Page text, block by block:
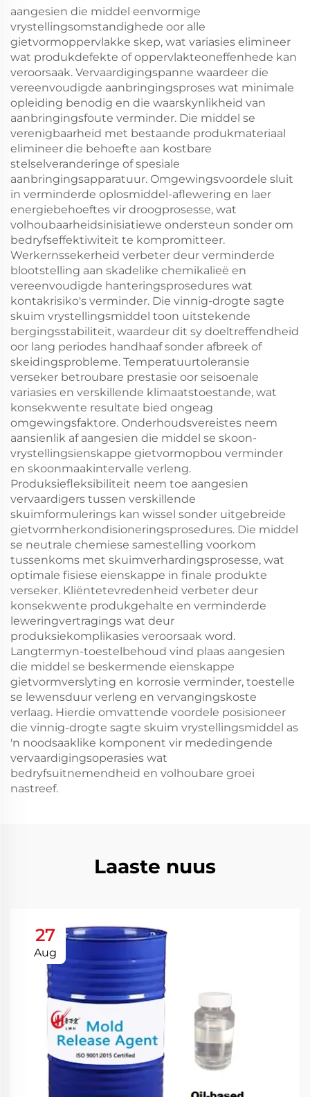
aangesien die middel eenvormige
vrystellingsomstandighede oor alle
gietvormoppervlakke skep, wat variasies elimineer
wat produkdefekte of oppervlakteoneffenhede kan
veroorsaak. Vervaardigingspanne waardeer die
vereenvoudigde aanbringingsproses wat minimale
opleiding benodig en die waarskynlikheid van
aanbringingsfoute verminder. Die middel se
verenigbaarheid met bestaande produkmateriaal
elimineer die behoefte aan kostbare
stelselveranderinge of spesiale
aanbringingsapparatuur. Omgewingsvoordele sluit
in verminderde oplosmiddel-aflewering en laer
energiebehoeftes vir droogprosesse, wat
volhoubaarheidsinisiatiewe ondersteun sonder om
bedryfseffektiwiteit te kompromitteer.
Werkernssekerheid verbeter deur verminderde
blootstelling aan skadelike chemikalieë en
vereenvoudigde hanteringsprosedures wat
kontakrisiko's verminder. Die vinnig-drogte sagte
skuim vrystellingsmiddel toon uitstekende
bergingsstabiliteit, waardeur dit sy doeltreffendheid
oor lang periodes handhaaf sonder afbreek of
skeidingsprobleme. Temperatuurtoleransie
verseker betroubare prestasie oor seisoenale
variasies en verskillende klimaatstoestande, wat
konsekwente resultate bied ongeag
omgewingsfaktore. Onderhoudsvereistes neem
aansienlik af aangesien die middel se skoon-
vrystellingsienskappe gietvormopbou verminder
en skoonmaakintervalle verleng.
Produksiefleksibiliteit neem toe aangesien
vervaardigers tussen verskillende
skuimformulerings kan wissel sonder uitgebreide
gietvormherkondisioneringsprosedures. Die middel
se neutrale chemiese samestelling voorkom
tussenkoms met skuimverhardingsprosesse, wat
optimale fisiese eienskappe in finale produkte
verseker. Kliëntetevredenheid verbeter deur
konsekwente produkgehalte en verminderde
leweringvertragings wat deur
produksiekomplikasies veroorsaak word.
Langtermyn-toestelbehoud vind plaas aangesien
die middel se beskermende eienskappe
gietvormverslyting en korrosie verminder, toestelle
se lewensduur verleng en vervangingskoste
verlaag. Hierdie omvattende voordele posisioneer
die vinnig-drogte sagte skuim vrystellingsmiddel as
'n noodsaaklike komponent vir mededingende
vervaardigingsoperasies wat
bedryfsuitnemendheid en volhoubare groei
nastreef.
Laaste nuus
27
Aug